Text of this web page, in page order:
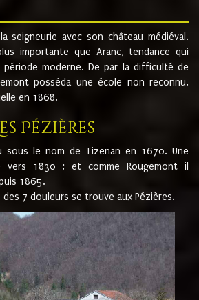
seigneurie avec son château médiéval.
importante que Aranc, tendance qui
période moderne. De par la difficulté de
posséda une école non reconnu,
en 1868.
Pézières
sous le nom de Tizenan en 1670. Une
vers 1830 ; et comme Rougemont il
1865.
7 douleurs se trouve aux Pézières.